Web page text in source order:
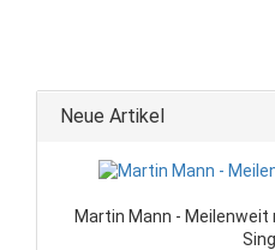
Neue Artikel
Martin Mann -